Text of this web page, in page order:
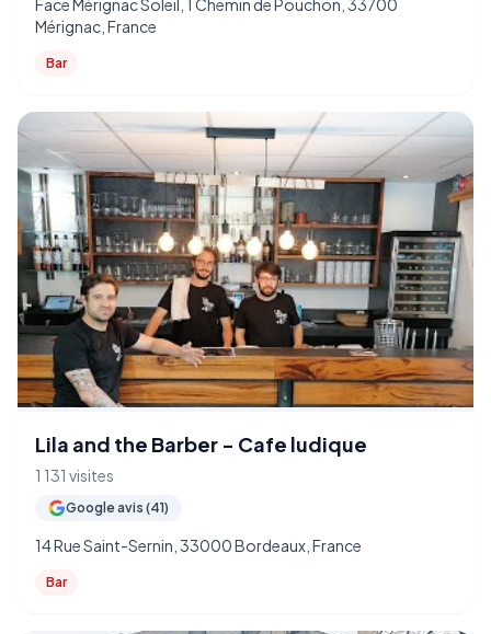
Face Mérignac Soleil, 1 Chemin de Pouchon, 33700
Mérignac, France
Bar
Lila and the Barber - Cafe ludique
1 131 visites
Google avis (41)
14 Rue Saint-Sernin, 33000 Bordeaux, France
Bar